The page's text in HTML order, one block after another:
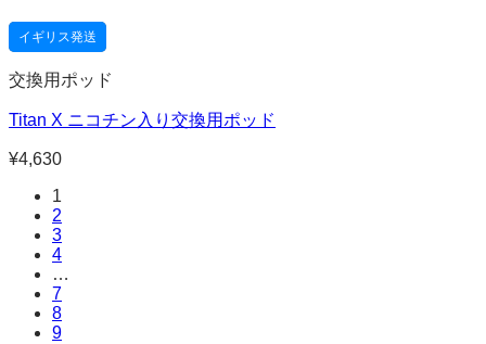
イギリス発送
交換用ポッド
Titan X ニコチン入り交換用ポッド
¥4,630
1
2
3
4
…
7
8
9